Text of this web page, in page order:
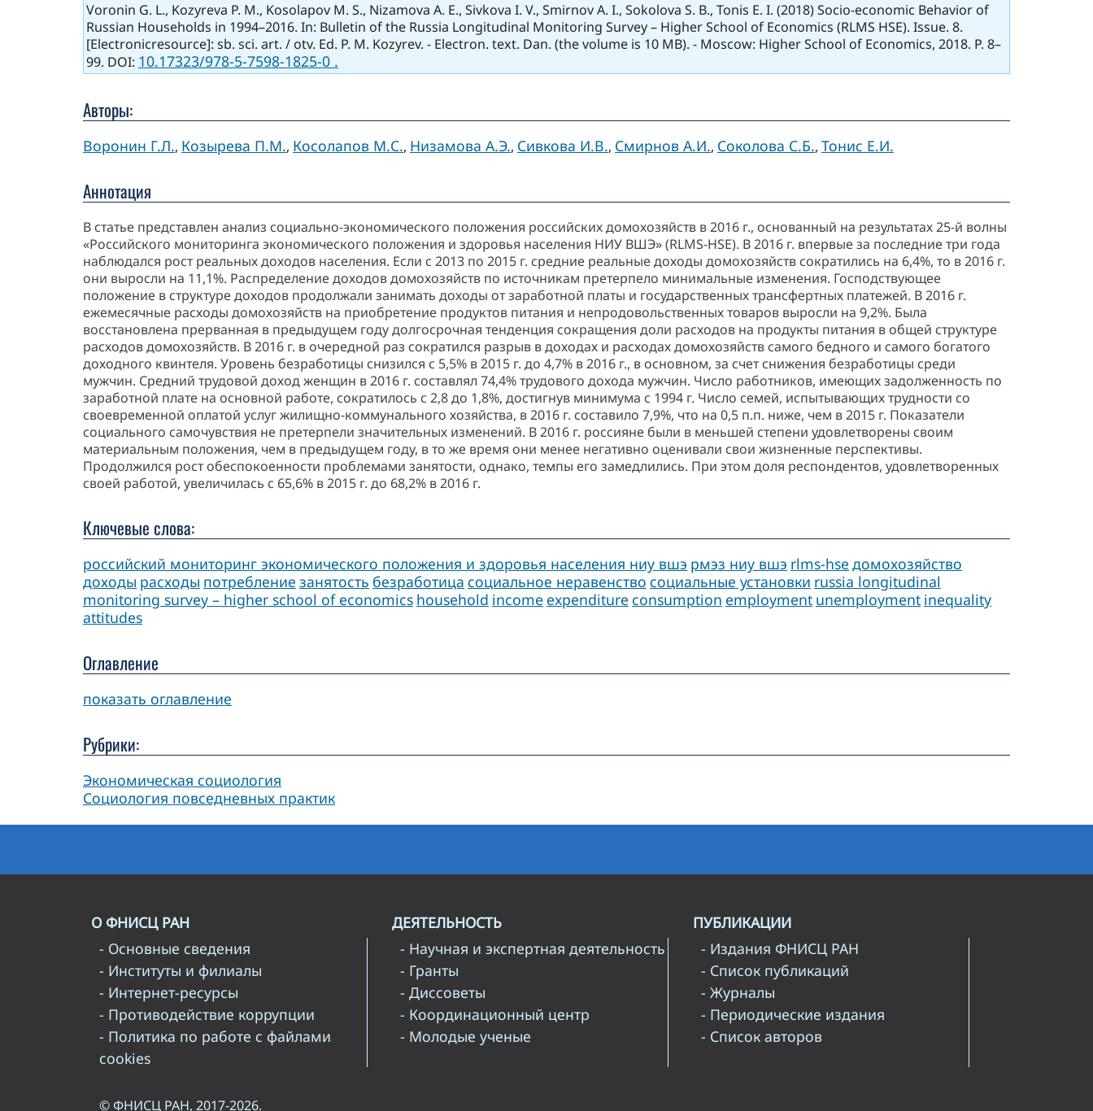
Voronin G. L., Kozyreva P. M., Kosolapov M. S., Nizamova A. E., Sivkova I. V., Smirnov A. I., Sokolova S. B., Tonis E. I. (2018) Socio-economic Behavior of
Russian Households in 1994–2016. In: Bulletin of the Russia Longitudinal Monitoring Survey – Higher School of Economics (RLMS HSE). Issue. 8.
[Electronicresource]: sb. sci. art. / otv. Ed. P. M. Kozyrev. - Electron. text. Dan. (the volume is 10 MB). - Moscow: Higher School of Economics, 2018. P. 8–
99. DOI: 10.17323/978-5-7598-1825-0 .
Авторы:
Воронин Г.Л., Козырева П.М., Косолапов М.С., Низамова А.Э., Сивкова И.В., Смирнов А.И., Соколова С.Б., Тонис Е.И.
Аннотация
В статье представлен анализ социально-экономического положения российских домохозяйств в 2016 г., основанный на результатах 25-й волны
«Российского мониторинга экономического положения и здоровья населения НИУ ВШЭ» (RLMS-HSE). В 2016 г. впервые за последние три года
наблюдался рост реальных доходов населения. Если с 2013 по 2015 г. средние реальные доходы домохозяйств сократились на 6,4%, то в 2016 г.
они выросли на 11,1%. Распределение доходов домохозяйств по источникам претерпело минимальные изменения. Господствующее
положение в структуре доходов продолжали занимать доходы от заработной платы и государственных трансфертных платежей. В 2016 г.
ежемесячные расходы домохозяйств на приобретение продуктов питания и непродовольственных товаров выросли на 9,2%. Была
восстановлена прерванная в предыдущем году долгосрочная тенденция сокращения доли расходов на продукты питания в общей структуре
расходов домохозяйств. В 2016 г. в очередной раз сократился разрыв в доходах и расходах домохозяйств самого бедного и самого богатого
доходного квинтеля. Уровень безработицы снизился с 5,5% в 2015 г. до 4,7% в 2016 г., в основном, за счет снижения безработицы среди
мужчин. Средний трудовой доход женщин в 2016 г. составлял 74,4% трудового дохода мужчин. Число работников, имеющих задолженность по
заработной плате на основной работе, сократилось с 2,8 до 1,8%, достигнув минимума с 1994 г. Число семей, испытывающих трудности со
своевременной оплатой услуг жилищно-коммунального хозяйства, в 2016 г. составило 7,9%, что на 0,5 п.п. ниже, чем в 2015 г. Показатели
социального самочувствия не претерпели значительных изменений. В 2016 г. россияне были в меньшей степени удовлетворены своим
материальным положения, чем в предыдущем году, в то же время они менее негативно оценивали свои жизненные перспективы.
Продолжился рост обеспокоенности проблемами занятости, однако, темпы его замедлились. При этом доля респондентов, удовлетворенных
своей работой, увеличилась с 65,6% в 2015 г. до 68,2% в 2016 г.
Ключевые слова:
российский мониторинг экономического положения и здоровья населения ниу вшэ рмэз ниу вшэ rlms-hse домохозяйство
доходы расходы потребление занятость безработица социальное неравенство социальные установки russia longitudinal
monitoring survey – higher school of economics household income expenditure consumption employment unemployment inequality
attitudes
Оглавление
показать оглавление
Рубрики:
Экономическая социология
Социология повседневных практик
О ФНИСЦ РАН
- Основные сведения
- Институты и филиалы
- Интернет-ресурсы
- Противодействие коррупции
- Политика по работе с файлами
cookies
ДЕЯТЕЛЬНОСТЬ
- Научная и экспертная деятельность
- Гранты
- Диссоветы
- Координационный центр
- Молодые ученые
ПУБЛИКАЦИИ
- Издания ФНИСЦ РАН
- Список публикаций
- Журналы
- Периодические издания
- Список авторов
© ФНИСЦ РАН, 2017-2026.